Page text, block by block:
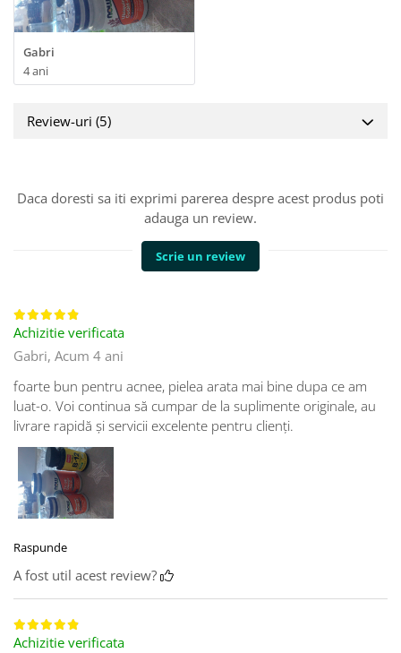
Gabri
4 ani
Review-uri (5)
Daca doresti sa iti exprimi parerea despre acest produs poti
adauga un review.
Scrie un review
Achizitie verificata
Gabri, Acum 4 ani
foarte bun pentru acnee, pielea arata mai bine dupa ce am
luat-o. Voi continua să cumpar de la suplimente originale, au
livrare rapidă și servicii excelente pentru clienți.
Raspunde
A fost util acest review?
Achizitie verificata